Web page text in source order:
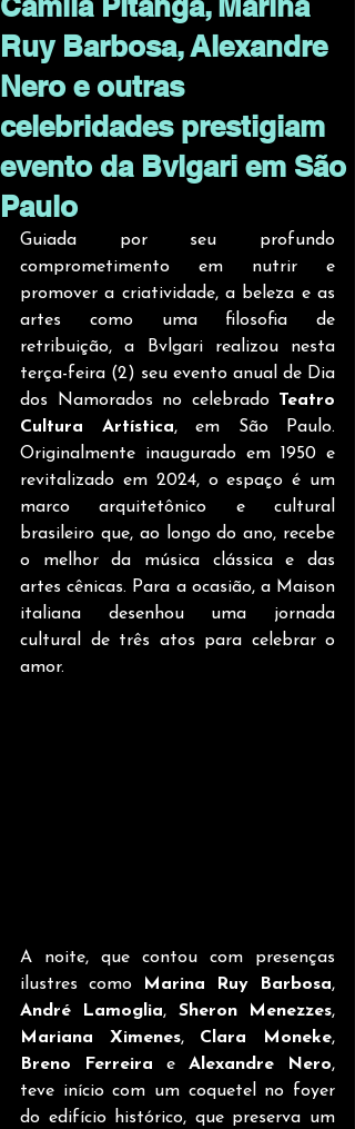
Ruy Barbosa, Alexandre
Nero e outras
celebridades prestigiam
evento da Bvlgari em São
Paulo
Guiada por seu profundo
comprometimento em nutrir e
promover a criatividade, a beleza e as
artes como uma filosofia de
retribuição, a Bvlgari realizou nesta
terça-feira (2) seu evento anual de Dia
dos Namorados no celebrado Teatro
Cultura Artística, em São Paulo.
Originalmente inaugurado em 1950 e
revitalizado em 2024, o espaço é um
marco arquitetônico e cultural
brasileiro que, ao longo do ano, recebe
o melhor da música clássica e das
artes cênicas. Para a ocasião, a Maison
italiana desenhou uma jornada
cultural de três atos para celebrar o
amor.
A noite, que contou com presenças
ilustres como
Marina Ruy Barbosa
André Lamoglia, Sheron Menezzes
Mariana Ximenes, Clara Moneke
Breno Ferreira e Alexandre Nero,
teve início com um coquetel no foyer
do edifício histórico, que preserva um